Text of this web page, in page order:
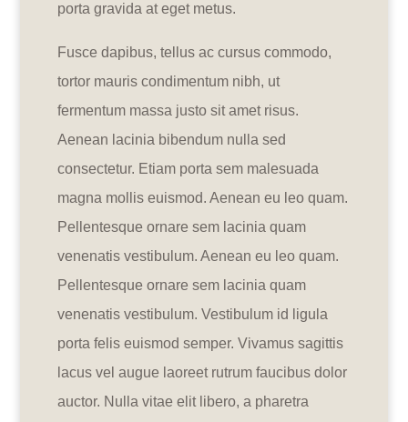
porta gravida at eget metus.
Fusce dapibus, tellus ac cursus commodo,
tortor mauris condimentum nibh, ut
fermentum massa justo sit amet risus.
Aenean lacinia bibendum nulla sed
consectetur. Etiam porta sem malesuada
magna mollis euismod. Aenean eu leo quam.
Pellentesque ornare sem lacinia quam
venenatis vestibulum. Aenean eu leo quam.
Pellentesque ornare sem lacinia quam
venenatis vestibulum. Vestibulum id ligula
porta felis euismod semper. Vivamus sagittis
lacus vel augue laoreet rutrum faucibus dolor
auctor. Nulla vitae elit libero, a pharetra